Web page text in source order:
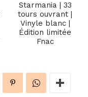
Starmania | 33
tours ouvrant |
Vinyle blanc |
Édition limitée
Fnac